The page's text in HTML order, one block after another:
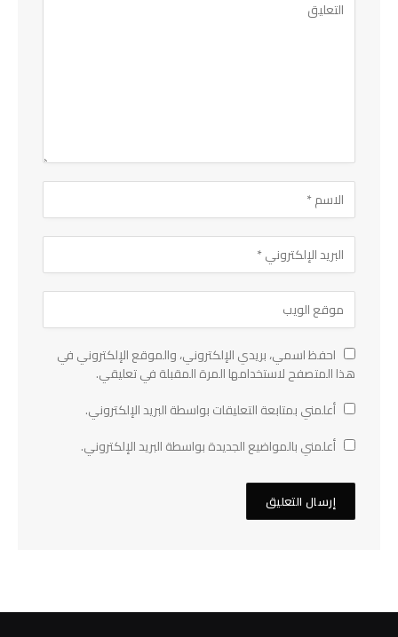
احفظ اسمي، بريدي الإلكتروني، والموقع الإلكتروني في
هذا المتصفح لاستخدامها المرة المقبلة في تعليقي.
أعلمني بمتابعة التعليقات بواسطة البريد الإلكتروني.
أعلمني بالمواضيع الجديدة بواسطة البريد الإلكتروني.